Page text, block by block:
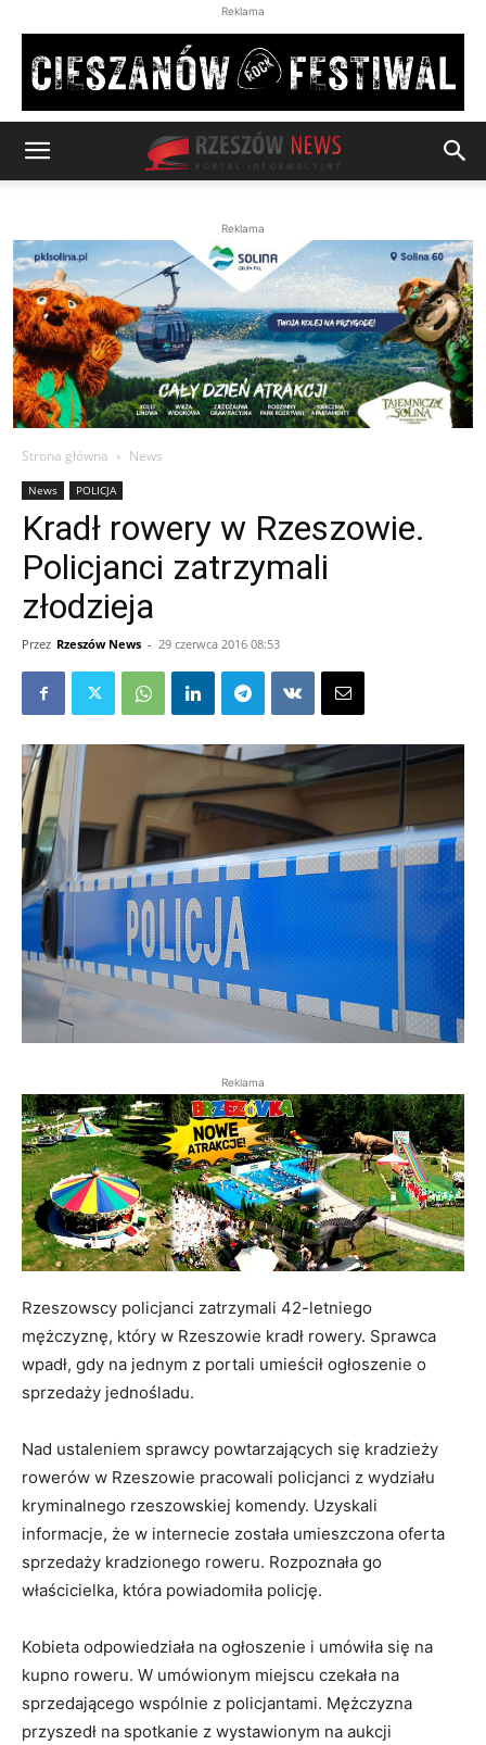
Reklama
Reklama
Strona główna News
News POLICJA
Kradł rowery w Rzeszowie.
Policjanci zatrzymali
złodzieja
Przez Rzeszów News - 29 czerwca 2016 08:53
Reklama
Rzeszowscy policjanci zatrzymali 42-letniego
mężczyznę, który w Rzeszowie kradł rowery. Sprawca
wpadł, gdy na jednym z portali umieścił ogłoszenie o
sprzedaży jednośladu.
Nad ustaleniem sprawcy powtarzających się kradzieży
rowerów w Rzeszowie pracowali policjanci z wydziału
kryminalnego rzeszowskiej komendy. Uzyskali
informacje, że w internecie została umieszczona oferta
sprzedaży kradzionego roweru. Rozpoznała go
właścicielka, która powiadomiła policję.
Kobieta odpowiedziała na ogłoszenie i umówiła się na
kupno roweru. W umówionym miejscu czekała na
sprzedającego wspólnie z policjantami. Mężczyzna
przyszedł na spotkanie z wystawionym na aukcji